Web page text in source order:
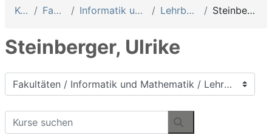
Kurse Fakultäten Informatik und Mathematik Lehrbeauftragte Steinberger, Ulrike
Steinberger, Ulrike
Kursbereiche
Kurse suchen